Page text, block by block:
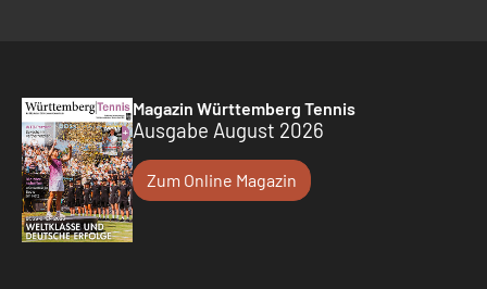
Magazin Württemberg Tennis
Ausgabe August 2026
Zum Online Magazin